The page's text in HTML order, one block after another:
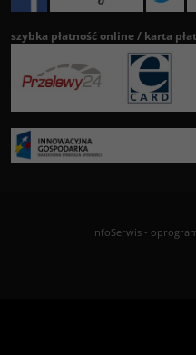
szybka płatność online / karta
InfoSerwis-